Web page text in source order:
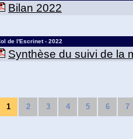
Bilan 2022
de l'Escrinet - 2022
Synthèse du suivi de la
1 2 3 4 5 6 7